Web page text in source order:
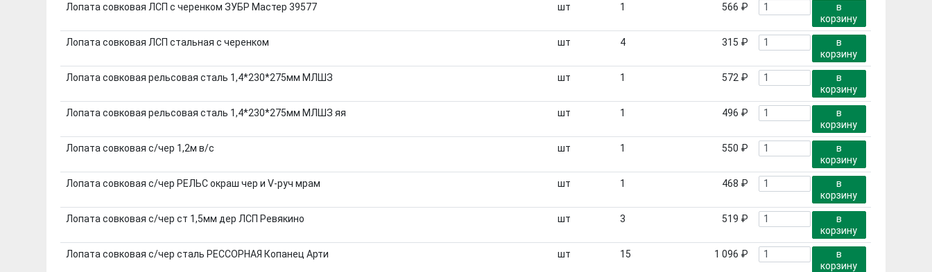
Лопата совковая ЛСП с черенком ЗУБР Мастер 39577 шт 1 566 ₽
в
корзину
Лопата совковая ЛСП стальная с черенком шт 4 315 ₽
в
корзину
Лопата совковая рельсовая сталь 1,4*230*275мм МЛШЗ шт 1 572 ₽
в
корзину
Лопата совковая рельсовая сталь 1,4*230*275мм МЛШЗ яя шт 1 496 ₽
в
корзину
Лопата совковая с/чер 1,2м в/с шт 1 550 ₽
в
корзину
Лопата совковая с/чер РЕЛЬС окраш чер и V-руч мрам шт 1 468 ₽
в
корзину
Лопата совковая с/чер ст 1,5мм дер ЛСП Ревякино шт 3 519 ₽
в
корзину
Лопата совковая с/чер сталь РЕССОРНАЯ Копанец Арти шт 15 1 096 ₽
в
корзину